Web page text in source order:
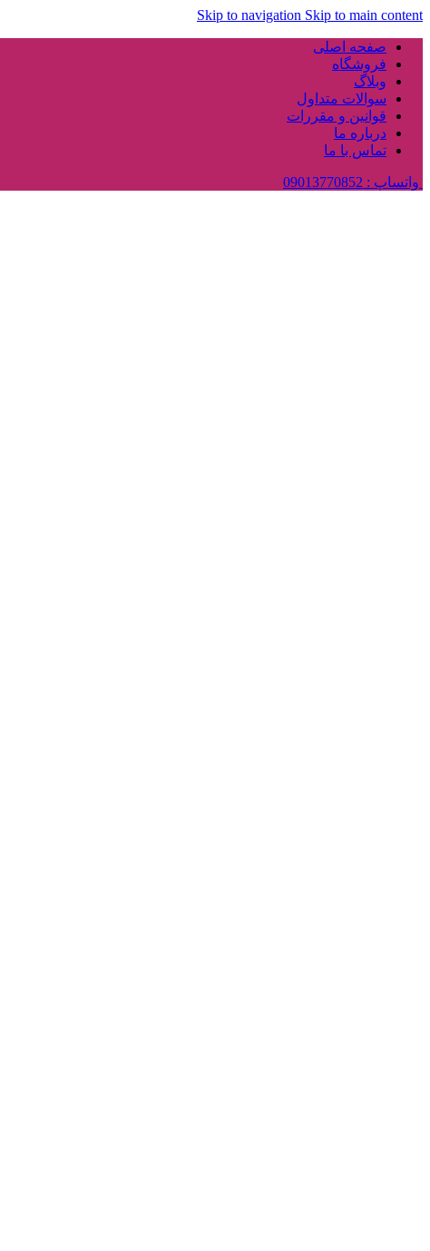
Skip to navigation Skip to main content
صفحه اصلی
فروشگاه
وبلاگ
سوالات متداول
قوانین و مقررات
درباره ما
تماس با ما
واتساپ : 09013770852